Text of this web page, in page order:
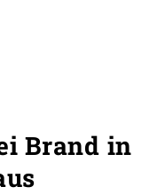
Brand in